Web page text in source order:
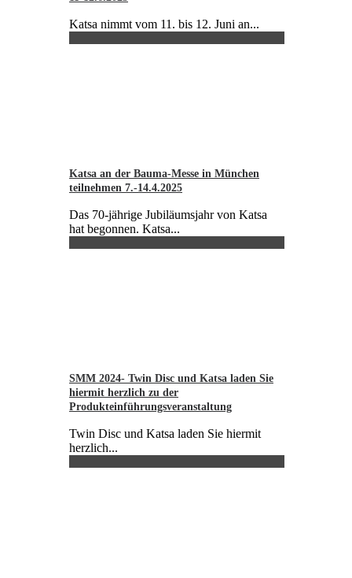
Katsa nimmt vom 11. bis 12. Juni an...
Katsa an der Bauma-Messe in München
teilnehmen 7.-14.4.2025
Das 70-jährige Jubiläumsjahr von Katsa
hat begonnen. Katsa...
SMM 2024- Twin Disc und Katsa laden Sie
hiermit herzlich zu der
Produkteinführungsveranstaltung
Twin Disc und Katsa laden Sie hiermit
herzlich...